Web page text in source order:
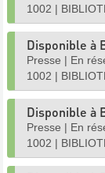
1002 |
Disponible à
Presse | En
1002 |
Disponible à
Presse | En
1002 |